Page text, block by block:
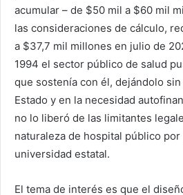
acumular – de $50 mil a $60 mil
las consideraciones de cálculo,
a $37,7 mil millones en julio de
1994 el sector público de salud
que sostenía con él, dejándolo
Estado y en la necesidad
no lo liberó de las limitantes
naturaleza de hospital público
universidad estatal.
El tema de interés es que el